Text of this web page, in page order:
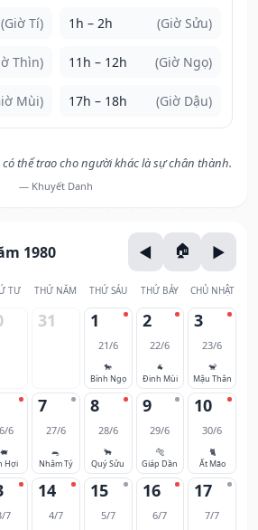
(Giờ Tí) 1h – 2h (Giờ Sửu)
Thìn) 11h – 12h (Giờ Ngọ)
Mùi) 17h – 18h (Giờ Dậu)
thể trao cho người khác là sự chân thành.
— Khuyết Danh
1980
TƯ THỨ NĂM THỨ SÁU THỨ BẢY CHỦ NHẬT
31 1
21/6
🐎
Bính Ngọ
2
22/6
🐐
Đinh Mùi
3
23/6
🐒
Mậu Thân
6
🐖
Hợi
7
27/6
🐀
Nhâm Tý
8
28/6
🐂
Quý Sửu
9
29/6
🐅
Giáp Dần
10
30/6
🐈
Ất Mão
7
14
4/7
15
5/7
16
6/7
17
7/7